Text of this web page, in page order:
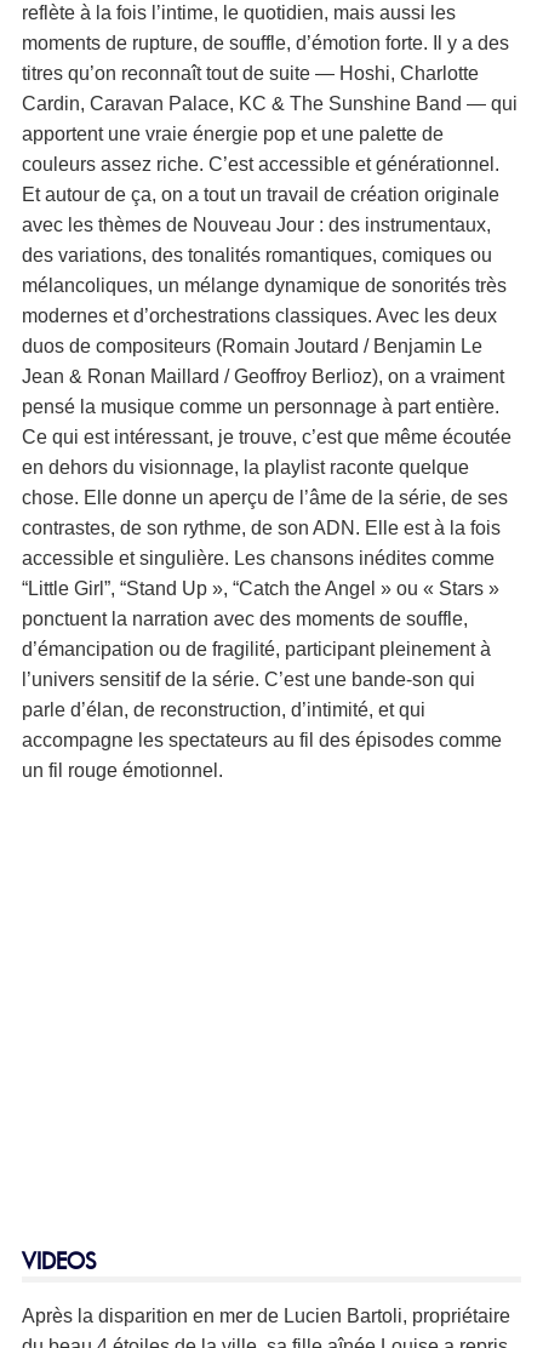
reflète à la fois l’intime, le quotidien, mais aussi les
moments de rupture, de souffle, d’émotion forte. Il y a des
titres qu’on reconnaît tout de suite — Hoshi, Charlotte
Cardin, Caravan Palace, KC & The Sunshine Band — qui
apportent une vraie énergie pop et une palette de
couleurs assez riche. C’est accessible et générationnel.
Et autour de ça, on a tout un travail de création originale
avec les thèmes de Nouveau Jour : des instrumentaux,
des variations, des tonalités romantiques, comiques ou
mélancoliques, un mélange dynamique de sonorités très
modernes et d’orchestrations classiques. Avec les deux
duos de compositeurs (Romain Joutard / Benjamin Le
Jean & Ronan Maillard / Geoffroy Berlioz), on a vraiment
pensé la musique comme un personnage à part entière.
Ce qui est intéressant, je trouve, c’est que même écoutée
en dehors du visionnage, la playlist raconte quelque
chose. Elle donne un aperçu de l’âme de la série, de ses
contrastes, de son rythme, de son ADN. Elle est à la fois
accessible et singulière. Les chansons inédites comme
“Little Girl”, “Stand Up », “Catch the Angel » ou « Stars »
ponctuent la narration avec des moments de souffle,
d’émancipation ou de fragilité, participant pleinement à
l’univers sensitif de la série. C’est une bande-son qui
parle d’élan, de reconstruction, d’intimité, et qui
accompagne les spectateurs au fil des épisodes comme
un fil rouge émotionnel.
VIDEOS
Après la disparition en mer de Lucien Bartoli, propriétaire